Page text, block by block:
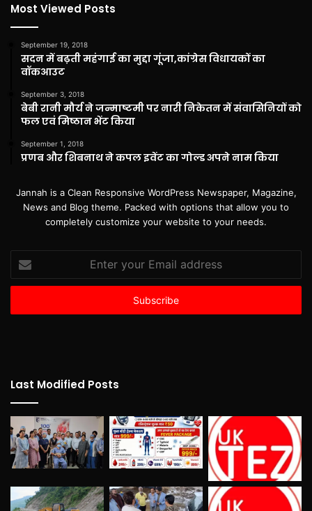
Most Viewed Posts
September 19, 2018
सदन में बढ़ती महंगाई का मुद्दा गूंजा,कांग्रेस विधायकों का
वॉकआउट
September 3, 2018
बेबी रानी मौर्य ने जन्माष्टमी पर नारी निकेतन में संवासिनियों को
फल एवं मिष्ठान भेंट किया
September 1, 2018
प्रणब और शिबनाथ ने कपल इवेंट का गोल्ड अपने नाम किया
Jannah is a Clean Responsive WordPress Newspaper, Magazine,
News and Blog theme. Packed with options that allow you to
completely customize your website to your needs.
your
Email
Last Modified Posts